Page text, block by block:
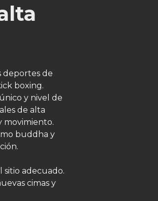
deportes de
boxing.
y nivel de
de alta
movimiento.
buddha y
sitio adecuado.
cimas y